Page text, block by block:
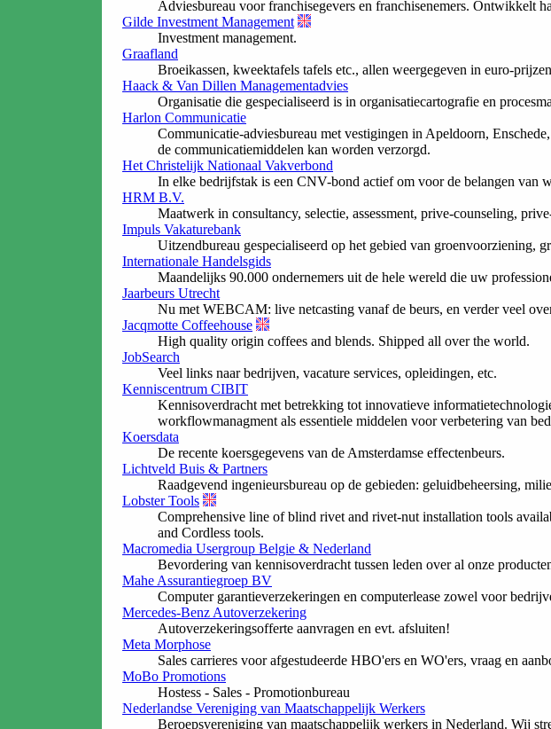
Adviesbureau voor franchisegevers en franchisenemers. Ontwikkelt
Gilde Investment Management
Investment management.
Graafland
Broeikassen, kweektafels tafels etc., allen weergegeven in euro-
Haack & Van Dillen Managementadvies
Organisatie die gespecialiseerd is in organisatiecartografie en
Harlon Communicatie
Communicatie-adviesbureau met vestigingen in Apeldoorn,
de communicatiemiddelen kan worden verzorgd.
Het Christelijk Nationaal Vakverbond
In elke bedrijfstak is een CNV-bond actief om voor de belangen van
HRM B.V.
Maatwerk in consultancy, selectie, assessment, prive-counseling,
Impuls Vakaturebank
Uitzendbureau gespecialiseerd op het gebied van groenvoorziening,
Internationale Handelsgids
Maandelijks 90.000 ondernemers uit de hele wereld die uw
Jaarbeurs Utrecht
Nu met WEBCAM: live netcasting vanaf de beurs, en verder veel
Jacqmotte Coffeehouse
High quality origin coffees and blends. Shipped all over the world.
JobSearch
Veel links naar bedrijven, vacature services, opleidingen, etc.
Kenniscentrum CIBIT
Kennisoverdracht met betrekking tot innovatieve
workflowmanagment als essentiele middelen voor verbetering van
Koersdata
De recente koersgegevens van de Amsterdamse effectenbeurs.
Lichtveld Buis & Partners
Raadgevend ingenieursbureau op de gebieden: geluidbeheersing,
Lobster Tools
Comprehensive line of blind rivet and rivet-nut installation tools
and Cordless tools.
Macromedia Usergroup Belgie & Nederland
Bevordering van kennisoverdracht tussen leden over al onze
Mahe Assurantiegroep BV
Computer garantieverzekeringen en computerlease zowel voor
Mercedes-Benz Autoverzekering
Autoverzekeringsofferte aanvragen en evt. afsluiten!
Meta Morphose
Sales carrieres voor afgestudeerde HBO'ers en WO'ers, vraag en
MoBo Promotions
Hostess - Sales - Promotionbureau
Nederlandse Vereniging van Maatschappelijk Werkers
Beroepsvereniging van maatschappelijk werkers in Nederland. Wij